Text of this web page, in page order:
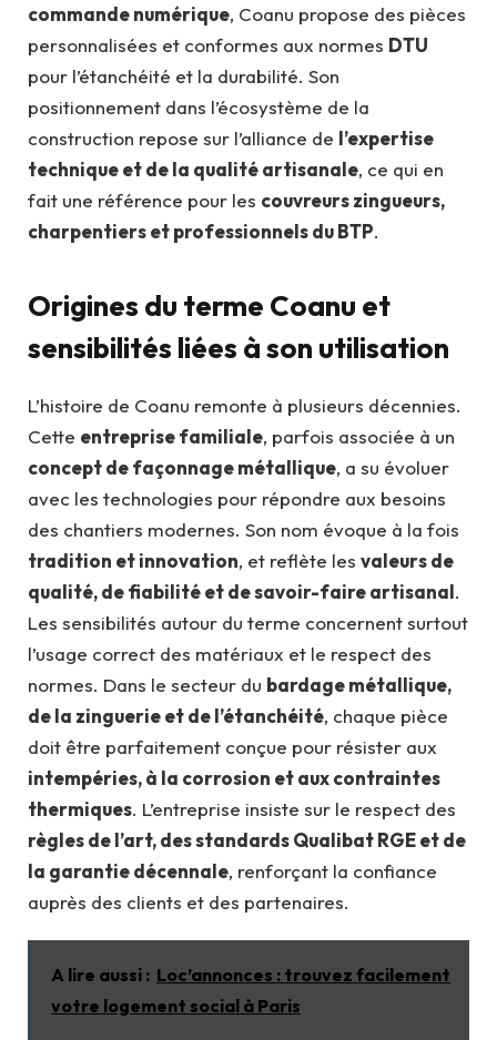
commande numérique, Coanu propose des pièces
personnalisées et conformes aux normes DTU
pour l’étanchéité et la durabilité. Son
positionnement dans l’écosystème de la
construction repose sur l’alliance de l’expertise
technique et de la qualité artisanale, ce qui en
fait une référence pour les couvreurs zingueurs,
charpentiers et professionnels du BTP.
Origines du terme Coanu et
sensibilités liées à son utilisation
L’histoire de Coanu remonte à plusieurs décennies.
Cette entreprise familiale, parfois associée à un
concept de façonnage métallique, a su évoluer
avec les technologies pour répondre aux besoins
des chantiers modernes. Son nom évoque à la fois
tradition et innovation, et reflète les valeurs de
qualité, de fiabilité et de savoir-faire artisanal.
Les sensibilités autour du terme concernent surtout
l’usage correct des matériaux et le respect des
normes. Dans le secteur du bardage métallique,
de la zinguerie et de l’étanchéité, chaque pièce
doit être parfaitement conçue pour résister aux
intempéries, à la corrosion et aux contraintes
thermiques. L’entreprise insiste sur le respect des
règles de l’art, des standards Qualibat RGE et de
la garantie décennale, renforçant la confiance
auprès des clients et des partenaires.
A lire aussi : Loc’annonces : trouvez facilement
votre logement social à Paris